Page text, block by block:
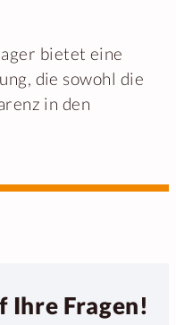
bietet eine
die sowohl die
in den
Ihre Fragen!